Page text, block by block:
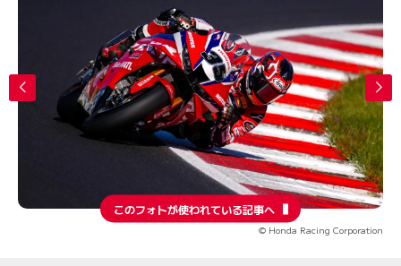
このフォトが使われている記事へ
© Honda Racing Corporation